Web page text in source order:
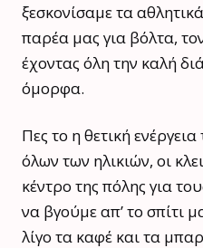
ξεσκονίσαμε τα
παρέα μας για βόλτα,
έχοντας όλη την καλή
όμορφα.
Πες το η θετική
όλων των ηλικιών, οι
κέντρο της πόλης για
να βγούμε απ’ το σπίτι
λίγο τα καφέ και τα